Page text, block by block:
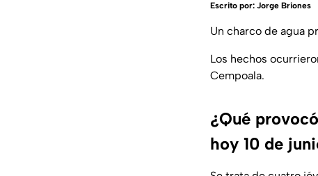
Escrito por: Jorge Briones
Un charco de agua
Los hechos
Cempoala.
¿Qué
hoy 10 de